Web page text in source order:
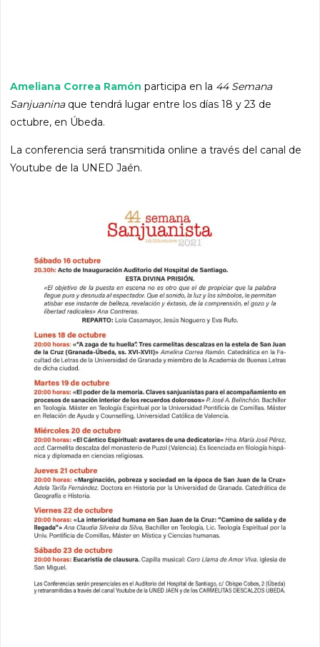
Ameliana Correa Ramón participa en la 44 Semana
Sanjuaninaque tendrá lugar entre los días 18 y 23 de
octubre, en Úbeda.
La conferencia será transmitida online a través del canal de
Youtube de la UNED Jaén.